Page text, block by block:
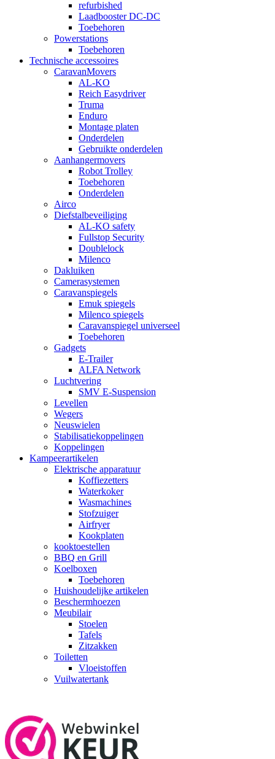
refurbished
Laadbooster DC-DC
Toebehoren
Powerstations
Toebehoren
Technische accessoires
CaravanMovers
AL-KO
Reich Easydriver
Truma
Enduro
Montage platen
Onderdelen
Gebruikte onderdelen
Aanhangermovers
Robot Trolley
Toebehoren
Onderdelen
Airco
Diefstalbeveiliging
AL-KO safety
Fullstop Security
Doublelock
Milenco
Dakluiken
Camerasystemen
Caravanspiegels
Emuk spiegels
Milenco spiegels
Caravanspiegel universeel
Toebehoren
Gadgets
E-Trailer
ALFA Network
Luchtvering
SMV E-Suspension
Levellen
Wegers
Neuswielen
Stabilisatiekoppelingen
Koppelingen
Kampeerartikelen
Elektrische apparatuur
Koffiezetters
Waterkoker
Wasmachines
Stofzuiger
Airfryer
Kookplaten
kooktoestellen
BBQ en Grill
Koelboxen
Toebehoren
Huishoudelijke artikelen
Beschermhoezen
Meubilair
Stoelen
Tafels
Zitzakken
Toiletten
Vloeistoffen
Vuilwatertank